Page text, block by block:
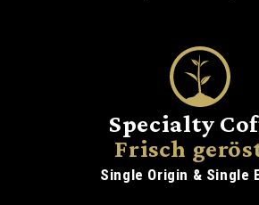
Specialty
Frisch
Single Origin & Single